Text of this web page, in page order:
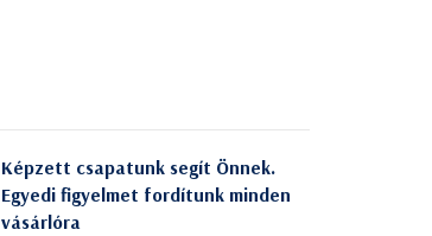
Képzett csapatunk segít Önnek.
Egyedi figyelmet fordítunk minden
vásárlóra